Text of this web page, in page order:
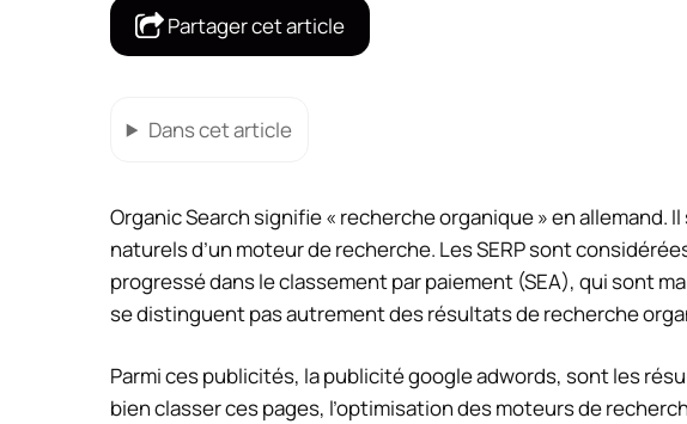
Partager cet article
Dans cet article
Organic Search signifie « recherche organique » en allemand.
naturels d’un moteur de recherche. Les SERP sont
progressé dans le classement par paiement (SEA), qui sont
se distinguent pas autrement des résultats de recherche
Parmi ces publicités, lapublicité google adwords, sont les
bien classer ces pages, l’optimisation des moteurs de